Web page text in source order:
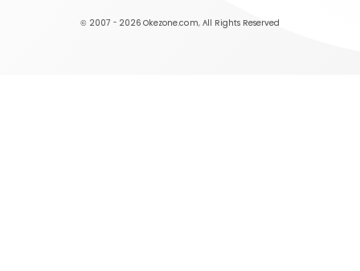
© 2007 - 2026 Okezone.com, All Rights Reserved